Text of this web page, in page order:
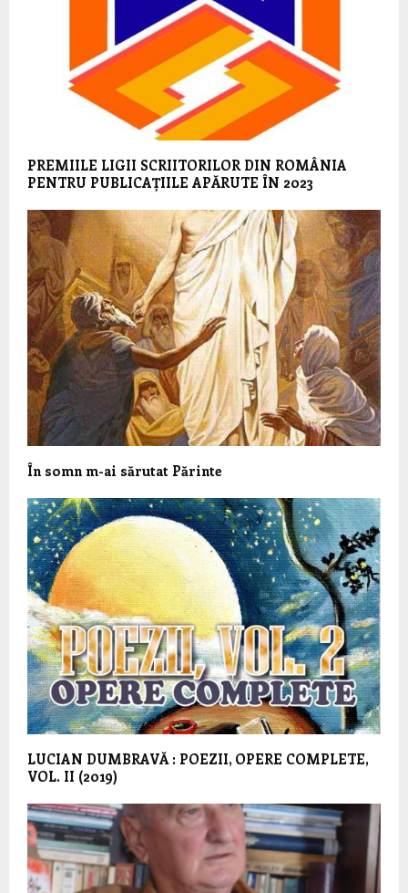
PREMIILE LIGII SCRIITORILOR DIN ROMÂNIA
PENTRU PUBLICAȚIILE APĂRUTE ÎN 2023
În somn m-ai sărutat Părinte
LUCIAN DUMBRAVĂ : POEZII, OPERE COMPLETE,
VOL. II (2019)